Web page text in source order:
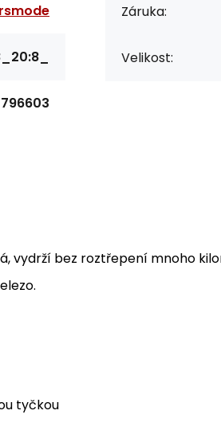
Záruka:
Velikost:
vydrží bez roztřepení mnoho
tyčkou